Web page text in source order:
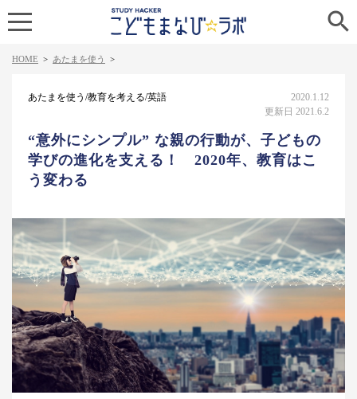

HOME > あたまを使う >
あたまを使う/教育を考える/英語
2020.1.12
更新日 2021.6.2
“意外にシンプル” な親の行動が、子どもの
学びの進化を支える！ 2020年、教育はこ
う変わる